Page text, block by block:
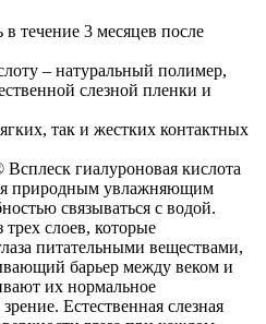
течение 3 месяцев после
– натуральный полимер,
слезной пленки и
так и жестких контактных
гиалуроновая кислота
природным увлажняющим
связываться с водой.
трех слоев, которые
питательными веществами,
барьер между веком и
их нормальное
Естественная слезная